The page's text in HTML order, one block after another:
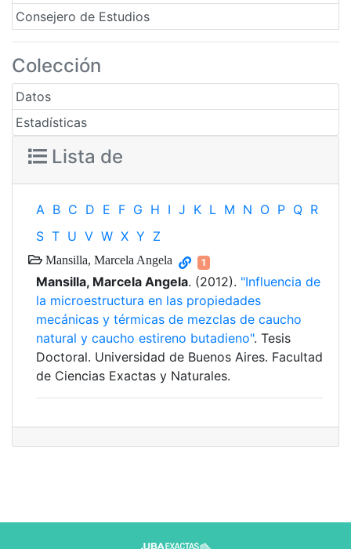
Consejero de Estudios
Colección
Datos
Estadísticas
Lista de
A B C D E F G H I J K L M N O P Q R
S T U V W X Y Z
Mansilla, Marcela Angela 1
Mansilla, Marcela Angela. (2012). "Influencia de
la microestructura en las propiedades
mecánicas y térmicas de mezclas de caucho
natural y caucho estireno butadieno". Tesis
Doctoral. Universidad de Buenos Aires. Facultad
de Ciencias Exactas y Naturales.